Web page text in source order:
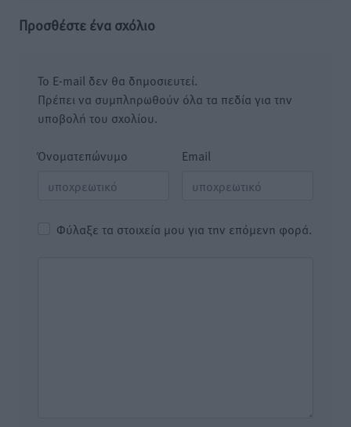
Προσθέστε ένα σχόλιο
Το E-mail δεν θα δημοσιευτεί.
Πρέπει να συμπληρωθούν όλα τα πεδία για την
υποβολή του σχολίου.
Όνοματεπώνυμο Email
Φύλαξε τα στοιχεία μου για την επόμενη φορά.